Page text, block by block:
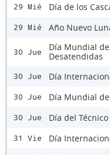
29 Mié Día de los
29 Mié Año Nuevo
30 Jue
Día Mundial
Desatendidas
30 Jue Día
30 Jue Día Mundial
30 Jue Día del
31 Vie Día